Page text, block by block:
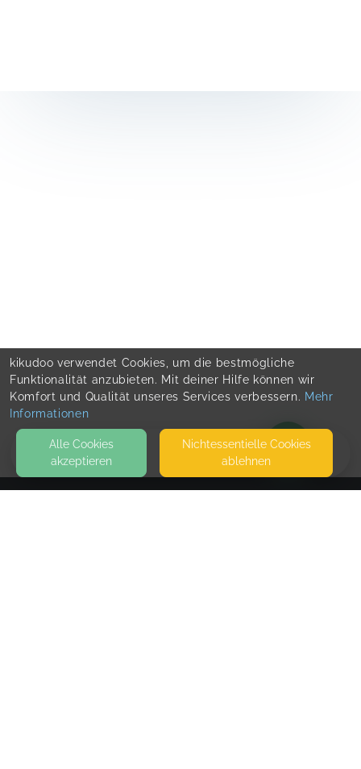
kikudoo verwendet Cookies, um die bestmögliche
Funktionalität anzubieten. Mit deiner Hilfe können wir
Komfort und Qualität unseres Services verbessern. Mehr
Informationen
Alle Cookies
akzeptieren
Nicht­essentielle Cookies
ablehnen